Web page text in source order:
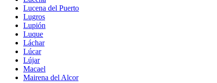
Lucena del Puerto
Lugros
Lupión
Luque
Láchar
Lúcar
Lújar
Macael
Mairena del Alcor